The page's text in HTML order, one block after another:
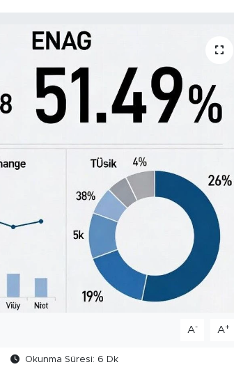
A- A+
Okunma Süresi: 6 Dk